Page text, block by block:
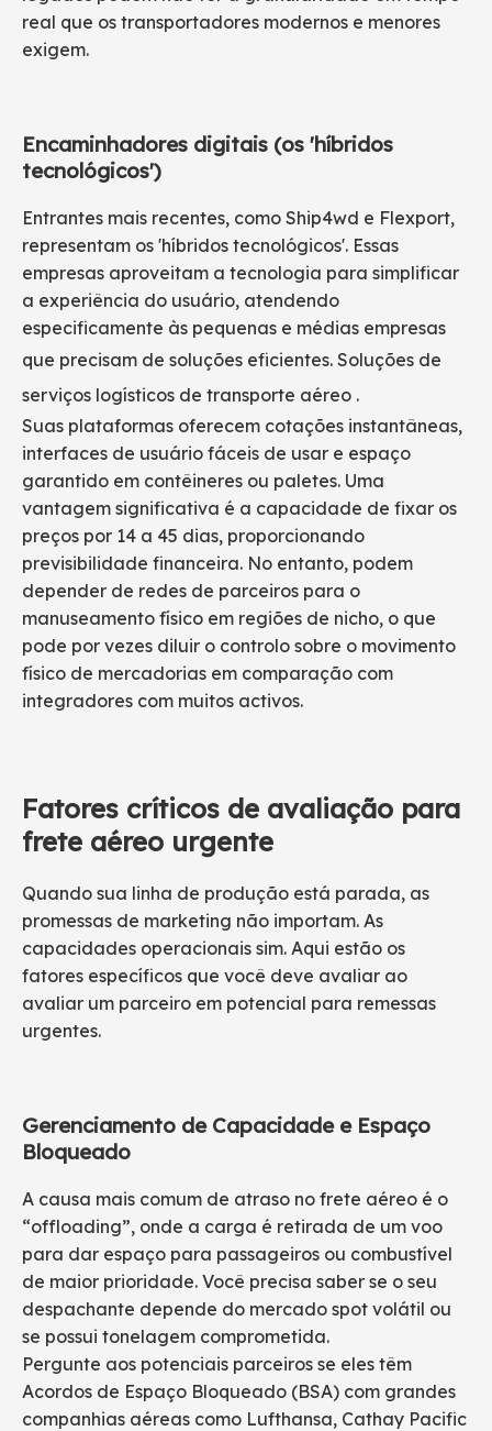
real que os transportadores modernos e menores
exigem.
Encaminhadores digitais (os 'híbridos
tecnológicos')
Entrantes mais recentes, como Ship4wd e Flexport,
representam os 'híbridos tecnológicos'. Essas
empresas aproveitam a tecnologia para simplificar
a experiência do usuário, atendendo
especificamente às pequenas e médias empresas
que precisam de soluções eficientes. Soluções de
serviços logísticos de transporte aéreo .
Suas plataformas oferecem cotações instantâneas,
interfaces de usuário fáceis de usar e espaço
garantido em contêineres ou paletes. Uma
vantagem significativa é a capacidade de fixar os
preços por 14 a 45 dias, proporcionando
previsibilidade financeira. No entanto, podem
depender de redes de parceiros para o
manuseamento físico em regiões de nicho, o que
pode por vezes diluir o controlo sobre o movimento
físico de mercadorias em comparação com
integradores com muitos activos.
Fatores críticos de avaliação para
frete aéreo urgente
Quando sua linha de produção está parada, as
promessas de marketing não importam. As
capacidades operacionais sim. Aqui estão os
fatores específicos que você deve avaliar ao
avaliar um parceiro em potencial para remessas
urgentes.
Gerenciamento de Capacidade e Espaço
Bloqueado
A causa mais comum de atraso no frete aéreo é o
“offloading”, onde a carga é retirada de um voo
para dar espaço para passageiros ou combustível
de maior prioridade. Você precisa saber se o seu
despachante depende do mercado spot volátil ou
se possui tonelagem comprometida.
Pergunte aos potenciais parceiros se eles têm
Acordos de Espaço Bloqueado (BSA) com grandes
companhias aéreas como Lufthansa, Cathay Pacific